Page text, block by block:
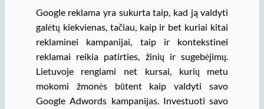
Google reklama yra sukurta taip, kad ją valdyti
galėtų kiekvienas, tačiau, kaip ir bet kuriai kitai
reklaminei kampanijai, taip ir kontekstinei
reklamai reikia patirties, žinių ir sugebėjimų.
Lietuvoje rengiami net kursai, kurių metu
mokomi žmonės būtent kaip valdyti savo
Google Adwords kampanijas. Investuoti savo